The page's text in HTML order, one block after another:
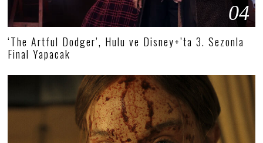
04
‘The Artful Dodger’, Hulu ve Disney+’ta 3. Sezonla
Final Yapacak